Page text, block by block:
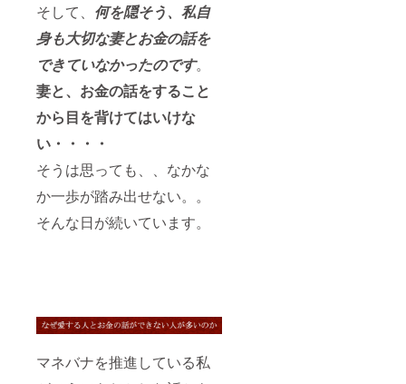
そして、 何を隠そう、私自
身も大切な妻とお金の話を
できていなかったのです。
妻と、お金の話をすること
から目を背けてはいけな
い・・・・
そうは思っても、、なかな
か一歩が踏み出せない。。
そんな日が続いています。
マネバナを推進している私